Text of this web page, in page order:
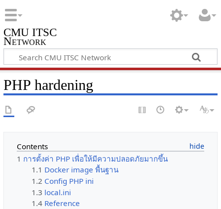
CMU ITSC
Network
PHP hardening
Contents
1 การตั้งค่า PHP เพื่อให้มีความปลอดภัยมากขึ้น
1.1 Docker image พื้นฐาน
1.2 Config PHP ini
1.3 local.ini
1.4 Reference